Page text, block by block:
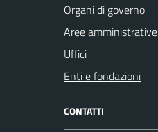
Organi di governo
Aree amministrative
Uffici
Enti e fondazioni
CONTATTI